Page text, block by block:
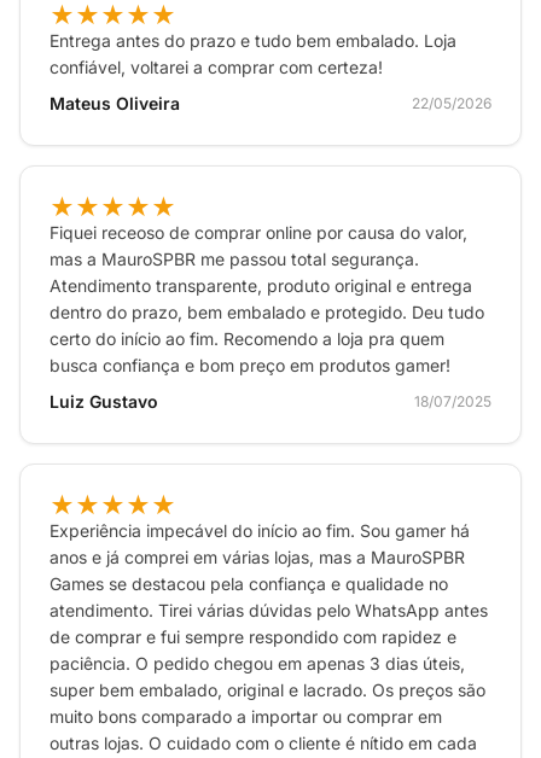
★★★★★
Entrega antes do prazo e tudo bem embalado. Loja
confiável, voltarei a comprar com certeza!
Mateus Oliveira
22/05/2026
★★★★★
Fiquei receoso de comprar online por causa do valor,
mas a MauroSPBR me passou total segurança.
Atendimento transparente, produto original e entrega
dentro do prazo, bem embalado e protegido. Deu tudo
certo do início ao fim. Recomendo a loja pra quem
busca confiança e bom preço em produtos gamer!
Luiz Gustavo
18/07/2025
★★★★★
Experiência impecável do início ao fim. Sou gamer há
anos e já comprei em várias lojas, mas a MauroSPBR
Games se destacou pela confiança e qualidade no
atendimento. Tirei várias dúvidas pelo WhatsApp antes
de comprar e fui sempre respondido com rapidez e
paciência. O pedido chegou em apenas 3 dias úteis,
super bem embalado, original e lacrado. Os preços são
muito bons comparado a importar ou comprar em
outras lojas. O cuidado com o cliente é nítido em cada